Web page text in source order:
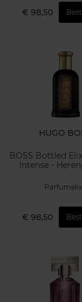
€ 98,50
HUGO
BOSS Bottled
Intense -
€ 98,50